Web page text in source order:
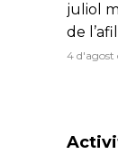
juliol
de
4 d'agost